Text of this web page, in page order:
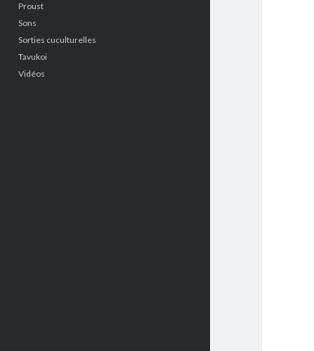
Proust
Sons
Sorties cuculturelles
Tavukoi
Vidéos